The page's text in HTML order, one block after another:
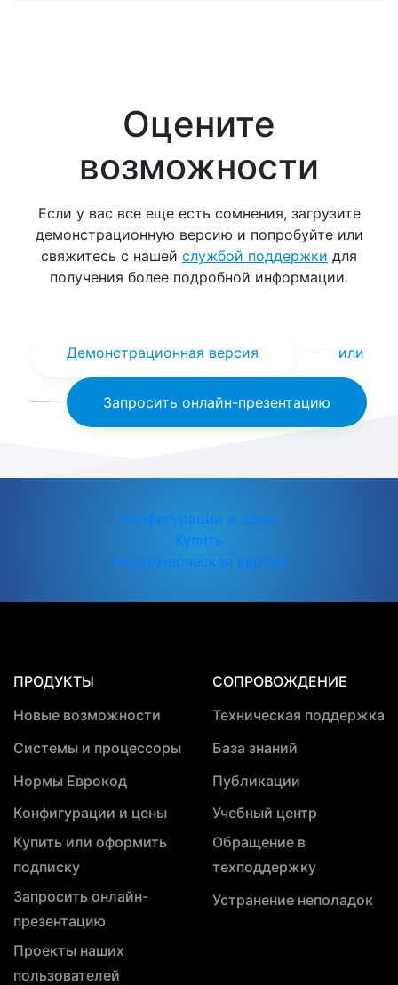
Оцените
возможности
Если у вас все еще есть сомнения, загрузите
демонстрационную версию и попробуйте или
свяжитесь с нашей службой поддержки для
получения более подробной информации.
Демонстрационная версия или
Запросить онлайн-презентацию
Конфигурации и цены
Купить
Некоммерческая версия
ПРОДУКТЫ
Новые возможности
Системы и процессоры
Нормы Еврокод
Конфигурации и цены
Купить или оформить
подписку
Запросить онлайн-
презентацию
Проекты наших
пользователей
СОПРОВОЖДЕНИЕ
Техническая поддержка
База знаний
Публикации
Учебный центр
Обращение в
техподдержку
Устранение неполадок